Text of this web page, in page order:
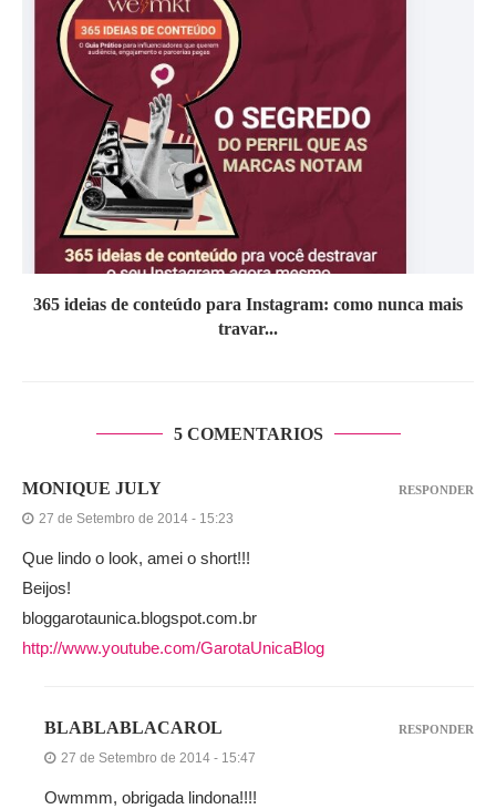
365 ideias de conteúdo para Instagram: como nunca mais
travar...
5 COMENTARIOS
MONIQUE JULY
27 de Setembro de 2014 - 15:23
Que lindo o look, amei o short!!!
Beijos!
bloggarotaunica.blogspot.com.br
http://www.youtube.com/GarotaUnicaBlog
RESPONDER
BLABLABLACAROL
27 de Setembro de 2014 - 15:47
Owmmm, obrigada lindona!!!!
RESPONDER